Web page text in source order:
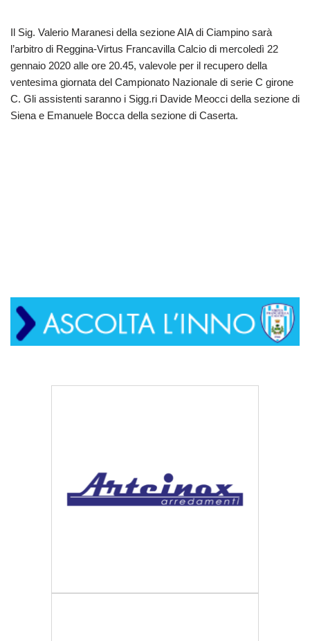
Il Sig. Valerio Maranesi della sezione AIA di Ciampino sarà
l’arbitro di Reggina-Virtus Francavilla Calcio di mercoledì 22
gennaio 2020 alle ore 20.45, valevole per il recupero della
ventesima giornata del Campionato Nazionale di serie C girone
C. Gli assistenti saranno i Sigg.ri Davide Meocci della sezione di
Siena e Emanuele Bocca della sezione di Caserta.